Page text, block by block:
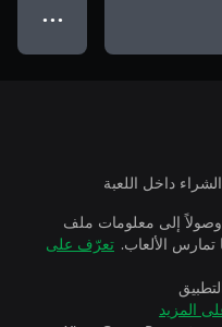
● ● ●
داخل اللعبة
وصولاً إلى معلومات ملف
تعرّف على
المزيد